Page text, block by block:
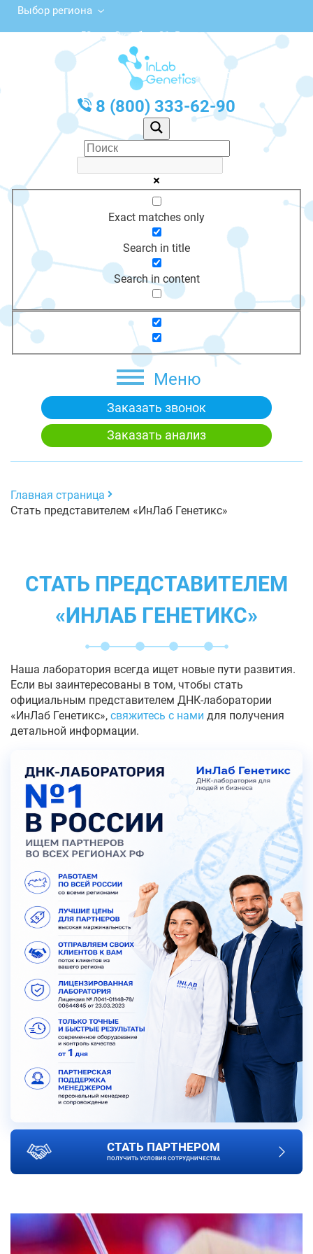
Выбор региона
ул. 50 лет Октября, 31, Вичуга
с 10:00 до 20:00
График работы: Пн-Пт с 10:00 до 20:00
8 (800) 333-62-90
Exact matches only
Search in title
Search in content
Меню
Заказать звонок
Заказать анализ
Главная страница
Стать представителем «ИнЛаб Генетикс»
СТАТЬ ПРЕДСТАВИТЕЛЕМ
«ИНЛАБ ГЕНЕТИКС»
Наша лаборатория всегда ищет новые пути развития.
Если вы заинтересованы в том, чтобы стать
официальным представителем ДНК-лаборатории
«ИнЛаб Генетикс», свяжитесь с нами для получения
детальной информации.
СТАТЬ ПАРТНЕРОМ
ПОЛУЧИТЬ УСЛОВИЯ СОТРУДНИЧЕСТВА